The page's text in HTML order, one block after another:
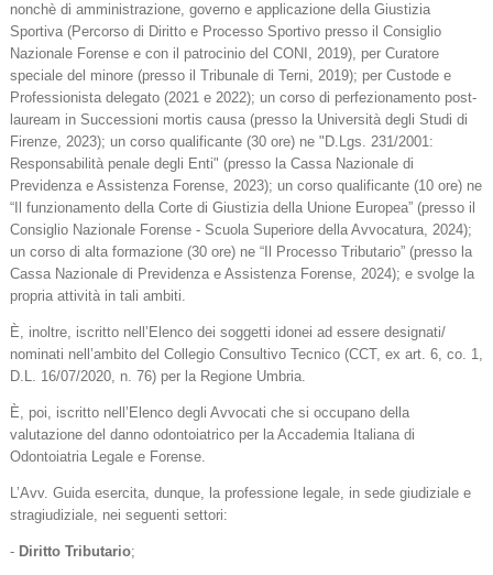
nonchè di amministrazione, governo e applicazione della Giustizia
Sportiva (Percorso di Diritto e Processo Sportivo presso il Consiglio
Nazionale Forense e con il patrocinio del CONI, 2019), per Curatore
speciale del minore (presso il Tribunale di Terni, 2019); per Custode e
Professionista delegato (2021 e 2022); un corso di perfezionamento post-
lauream in Successioni mortis causa (presso la Università degli Studi di
Firenze, 2023); un corso qualificante (30 ore) ne "D.Lgs. 231/2001:
Responsabilità penale degli Enti" (presso la Cassa Nazionale di
Previdenza e Assistenza Forense, 2023); un corso qualificante (10 ore) ne
“Il funzionamento della Corte di Giustizia della Unione Europea” (presso il
Consiglio Nazionale Forense - Scuola Superiore della Avvocatura, 2024);
un corso di alta formazione (30 ore) ne “Il Processo Tributario” (presso la
Cassa Nazionale di Previdenza e Assistenza Forense, 2024); e svolge la
propria attività in tali ambiti.
È, inoltre, iscritto nell’Elenco dei soggetti idonei ad essere designati/
nominati nell’ambito del Collegio Consultivo Tecnico (CCT, ex art. 6, co. 1,
D.L. 16/07/2020, n. 76) per la Regione Umbria.
È, poi, iscritto nell’Elenco degli Avvocati che si occupano della
valutazione del danno odontoiatrico per la Accademia Italiana di
Odontoiatria Legale e Forense.
L’Avv. Guida esercita, dunque, la professione legale, in sede giudiziale e
stragiudiziale, nei seguenti settori:
- Diritto Tributario;